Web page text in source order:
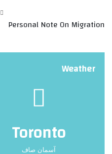
Personal Note On Migration
Weather
Toronto
آسمان صاف